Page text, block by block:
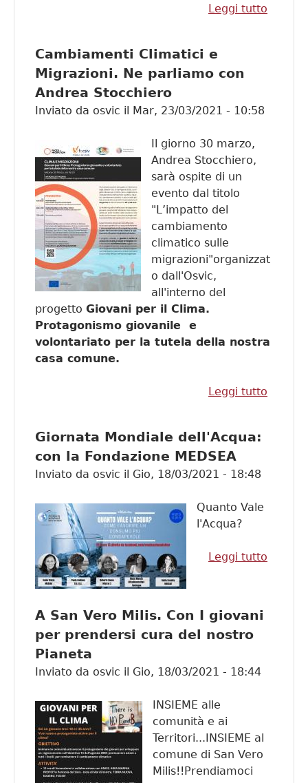
Leggi tutto
Cambiamenti Climatici e
Migrazioni. Ne parliamo con
Andrea Stocchiero
Inviato da osvic il Mar, 23/03/2021 - 10:58
Il giorno 30 marzo,
Andrea Stocchiero,
sarà ospite di un
evento dal titolo
"L’impatto del
cambiamento
climatico sulle
migrazioni"organizzat
o dall'Osvic,
all'interno del
progetto Giovani per il Clima.
Protagonismo giovanile e
volontariato per la tutela della nostra
casa comune.
Leggi tutto
Giornata Mondiale dell'Acqua:
con la Fondazione MEDSEA
Inviato da osvic il Gio, 18/03/2021 - 18:48
Quanto Vale
l'Acqua?
Leggi tutto
A San Vero Milis. Con I giovani
per prendersi cura del nostro
Pianeta
Inviato da osvic il Gio, 18/03/2021 - 18:44
INSIEME alle
comunità e ai
Territori...INSIEME al
comune di San Vero
Milis!!Prendiamoci